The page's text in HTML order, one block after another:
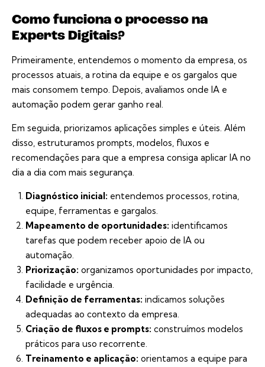
Como funciona o processo na
Experts Digitais?
Primeiramente, entendemos o momento da empresa, os
processos atuais, a rotina da equipe e os gargalos que
mais consomem tempo. Depois, avaliamos onde IA e
automação podem gerar ganho real.
Em seguida, priorizamos aplicações simples e úteis. Além
disso, estruturamos prompts, modelos, fluxos e
recomendações para que a empresa consiga aplicar IA no
dia a dia com mais segurança.
Diagnóstico inicial: entendemos processos, rotina,
equipe, ferramentas e gargalos.
Mapeamento de oportunidades: identificamos
tarefas que podem receber apoio de IA ou
automação.
Priorização: organizamos oportunidades por impacto,
facilidade e urgência.
Definição de ferramentas: indicamos soluções
adequadas ao contexto da empresa.
Criação de fluxos e prompts: construímos modelos
práticos para uso recorrente.
Treinamento e aplicação: orientamos a equipe para